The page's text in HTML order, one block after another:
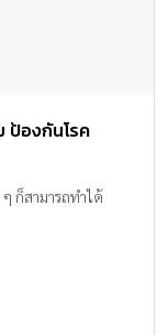
ป้องกันโรค
ก็สามารถทำได้